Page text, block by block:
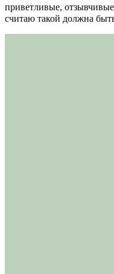
приветливые,
считаю такой должна